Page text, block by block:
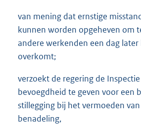
van mening dat ernstige
kunnen worden opgeheven om
andere werkenden een dag later
overkomt;
verzoekt de regering de Inspectie
bevoegdheid te geven voor een
stillegging bij het vermoeden
benadeling,